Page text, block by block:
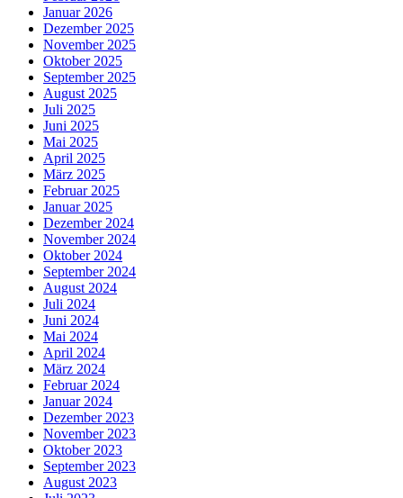
Januar 2026
Dezember 2025
November 2025
Oktober 2025
September 2025
August 2025
Juli 2025
Juni 2025
Mai 2025
April 2025
März 2025
Februar 2025
Januar 2025
Dezember 2024
November 2024
Oktober 2024
September 2024
August 2024
Juli 2024
Juni 2024
Mai 2024
April 2024
März 2024
Februar 2024
Januar 2024
Dezember 2023
November 2023
Oktober 2023
September 2023
August 2023